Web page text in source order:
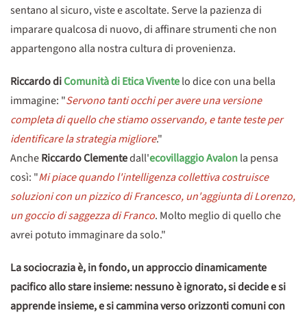
sentano al sicuro, viste e ascoltate. Serve la pazienza di
imparare qualcosa di nuovo, di affinare strumenti che non
appartengono alla nostra cultura di provenienza.
Riccardo diComunità di Etica Viventelo dice con una bella
immagine: "Servono tanti occhi per avere una versione
completa di quello che stiamo osservando, e tante teste per
identificare la strategia migliore."
AncheRiccardo Clementedall'ecovillaggio Avalonla pensa
così: "Mi piace quando l'intelligenza collettiva costruisce
soluzioni con un pizzico di Francesco, un'aggiunta di Lorenzo,
un goccio di saggezza di Franco. Molto meglio di quello che
avrei potuto immaginare da solo."
La sociocrazia è, in fondo, un approccio dinamicamente
pacifico allo stare insieme: nessuno è ignorato, si decide e si
apprende insieme, e si cammina verso orizzonti comuni con